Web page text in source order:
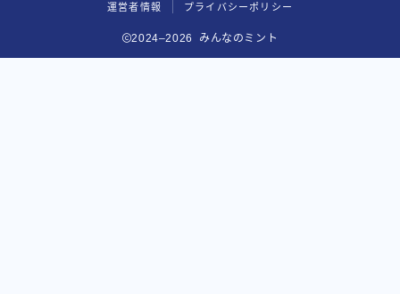
運営者情報 プライバシーポリシー
2024–2026 みんなのミント